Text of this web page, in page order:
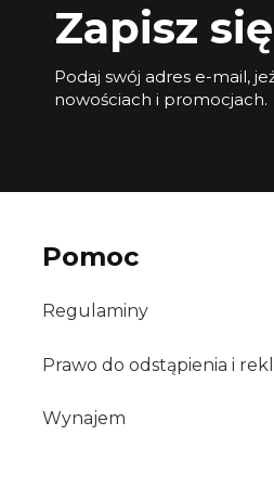
Zapisz
Podaj swój adres e-mail,
nowościach i promocjach.
Pomoc
Regulaminy
Prawo do odstąpienia i
Wynajem